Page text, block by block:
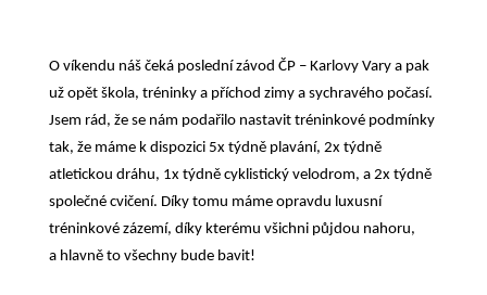
O víkendu náš čeká poslední závod ČP – Karlovy Vary a pak
už opět škola, tréninky a příchod zimy a sychravého počasí.
Jsem rád, že se nám podařilo nastavit tréninkové podmínky
tak, že máme k dispozici 5x týdně plavání, 2x týdně
atletickou dráhu, 1x týdně cyklistický velodrom, a 2x týdně
společné cvičení. Díky tomu máme opravdu luxusní
tréninkové zázemí, díky kterému všichni půjdou nahoru,
a hlavně to všechny bude bavit!